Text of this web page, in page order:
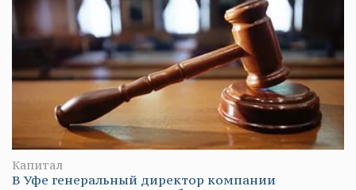
Капитал
В Уфе генеральный директор компании